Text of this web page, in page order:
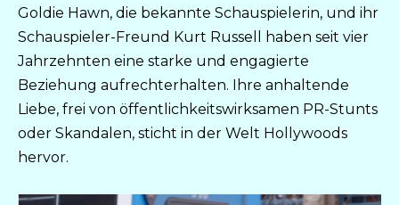
Goldie Hawn, die bekannte Schauspielerin, und ihr
Schauspieler-Freund Kurt Russell haben seit vier
Jahrzehnten eine starke und engagierte
Beziehung aufrechterhalten. Ihre anhaltende
Liebe, frei von öffentlichkeitswirksamen PR-Stunts
oder Skandalen, sticht in der Welt Hollywoods
hervor.